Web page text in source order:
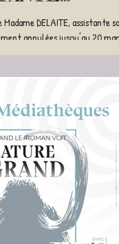
JUSQU'AU
DELAITE, assistante
annulées jusqu'au 20